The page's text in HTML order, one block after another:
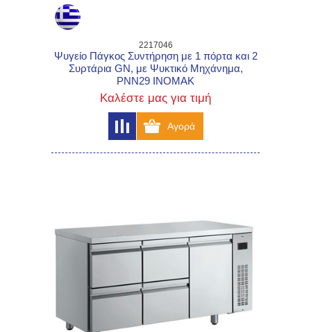
2217046
Ψυγείο Πάγκος Συντήρηση με 1 πόρτα και 2
Συρτάρια GN, με Ψυκτικό Μηχάνημα,
PNN29 INOMAK
Καλέστε μας για τιμή